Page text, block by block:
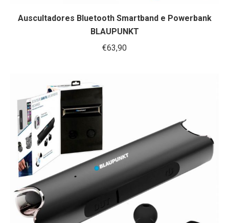
Auscultadores Bluetooth Smartband e Powerbank
BLAUPUNKT
€63,90